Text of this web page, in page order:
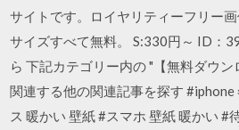
サイトです。ロイヤリティーフリー
サイズすべて無料。 S:330円～ ID：
ら 下記カテゴリー内の "【無料ダウン
関連する他の関連記事を探す #iphone
ス 暖かい 壁紙 #スマホ 壁紙 暖かい #